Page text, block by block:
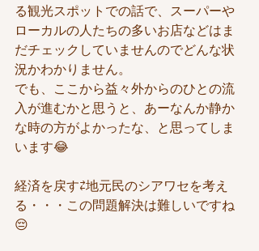
る観光スポットでの話で、スーパーや
ローカルの人たちの多いお店などはま
だチェックしていませんのでどんな状
況かわかりません。
でも、ここから益々外からのひとの流
入が進むかと思うと、あーなんか静か
な時の方がよかったな、と思ってしま
います😂
経済を戻す⇄地元民のシアワセを考え
る・・・この問題解決は難しいですね
😔